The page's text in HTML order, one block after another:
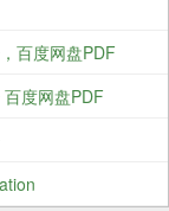
百度网盘PDF
度网盘PDF